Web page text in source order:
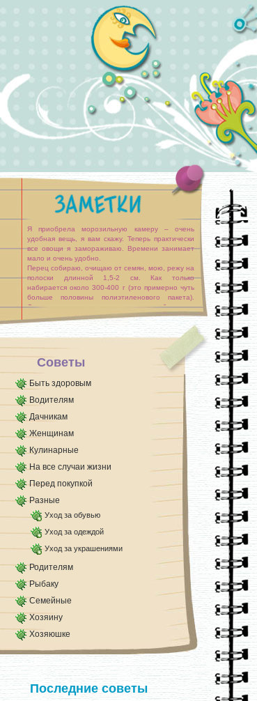
Я приобрела морозильную камеру – очень
удобная вещь, я вам скажу. Теперь практически
все овощи я замораживаю. Времени занимает
мало и очень удобно.
Перец собираю, очищаю от семян, мою, режу на
полоски длинной 1,5-2 см. Как только
набирается около 300-400 г (это примерно чуть
больше половины полиэтиленового пакета).
Складываю в пакет, завязываю и убираю в
морозилку. [...]
Советы
Быть здоровым
Водителям
Дачникам
Женщинам
Кулинарные
На все случаи жизни
Перед покупкой
Разные
Уход за обувью
Уход за одеждой
Уход за украшениями
Родителям
Рыбаку
Семейные
Хозяину
Хозяюшке
Последние советы